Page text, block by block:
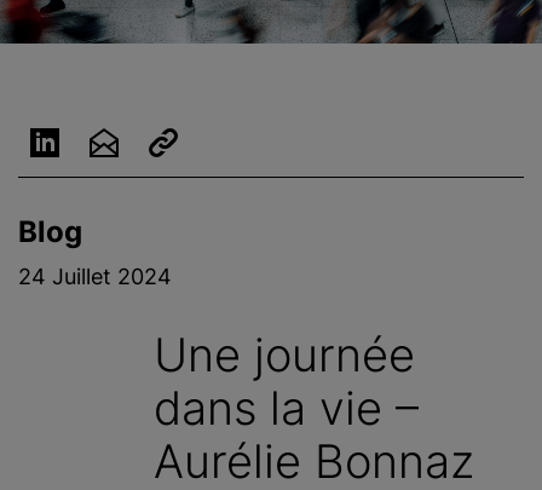
t
e
Blog
24 Juillet 2024
Une journée
dans la vie –
Aurélie Bonnaz